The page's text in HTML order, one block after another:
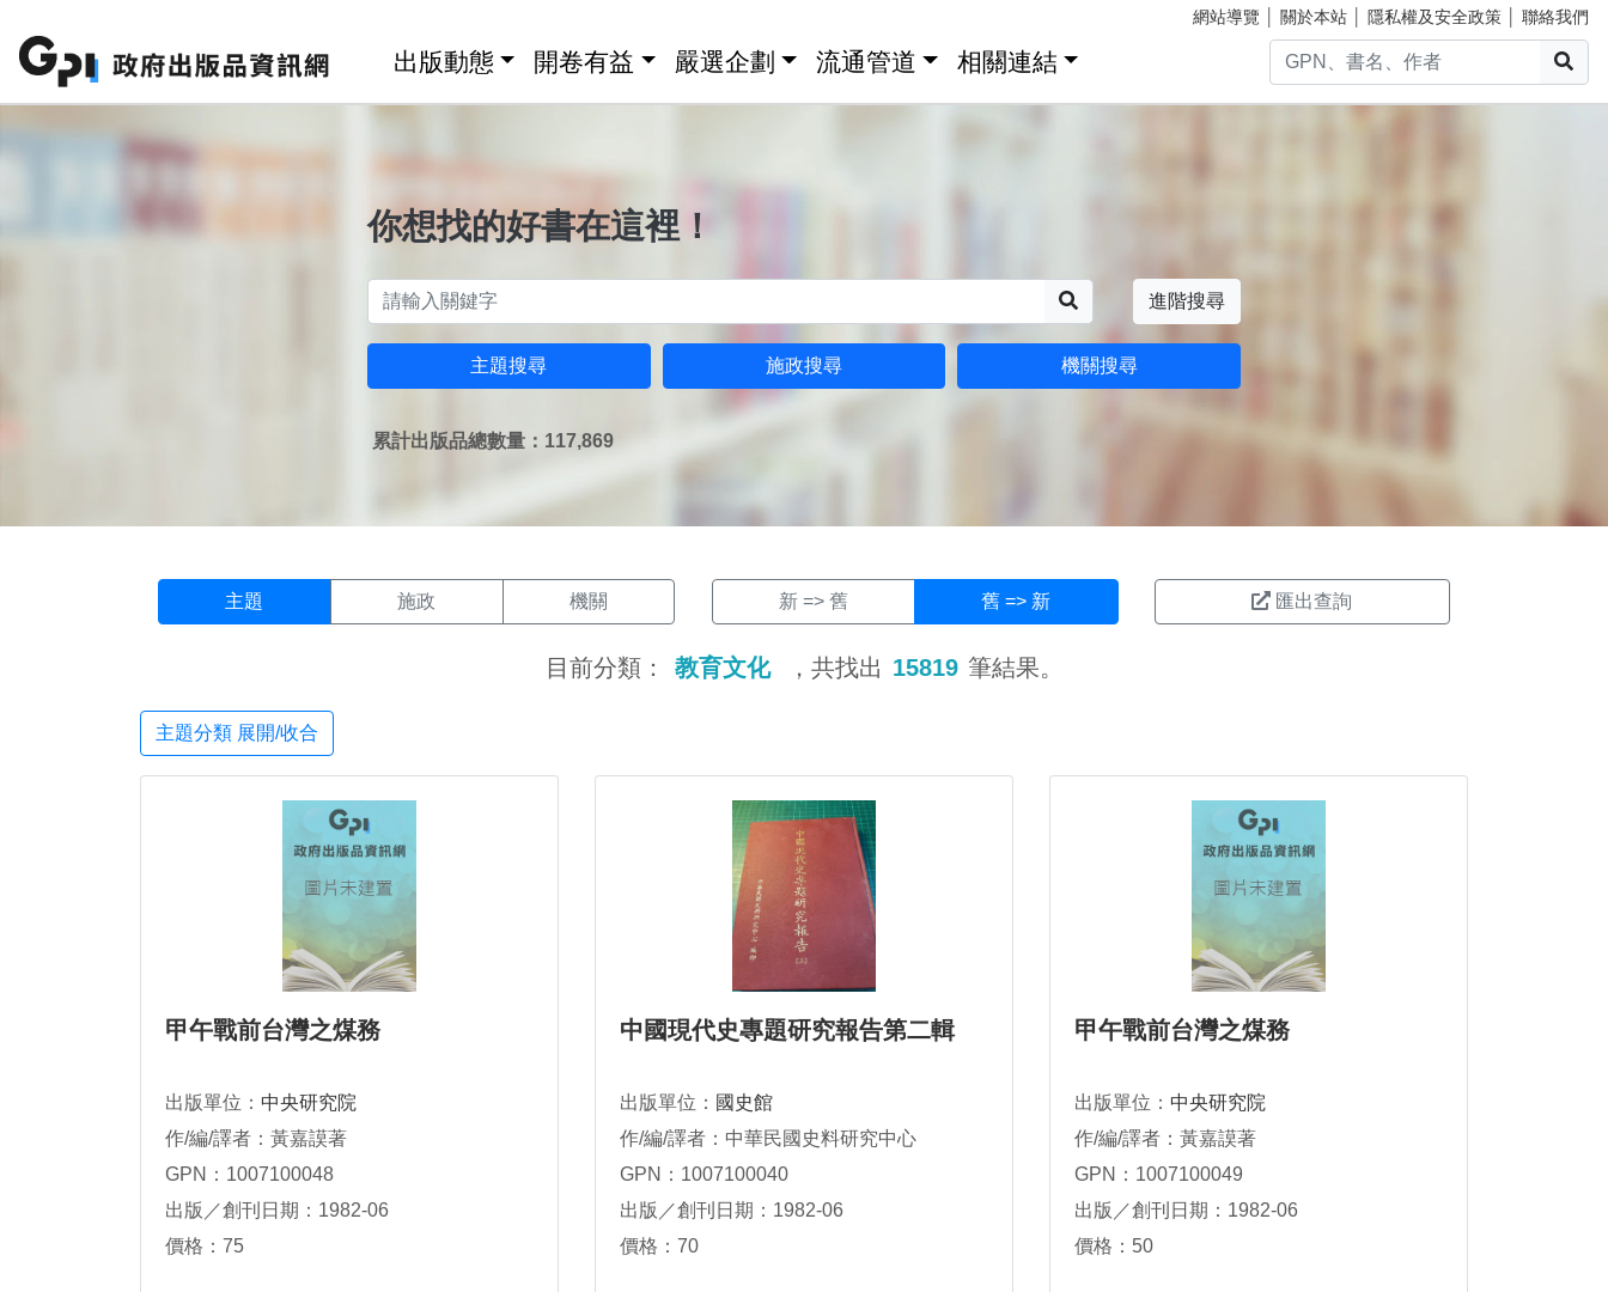
網站導覽 關於本站 隱私權及安全政策 聯絡我們
出版動態 開卷有益 嚴選企劃 流通管道 相關連結
你想找的好書在這裡！
進階搜尋
主題搜尋 施政搜尋 機關搜尋
累計出版品總數量：117,869
主題 施政 機關 新 => 舊 舊 => 新 匯出查詢
目前分類： 教育文化 ，共找出 15819 筆結果。
主題分類 展開/收合
甲午戰前台灣之煤務
出版單位： 中央研究院
作/編/譯者：黃嘉謨著
GPN：1007100048
出版／創刊日期：1982-06
價格：75
中國現代史專題研究報告第二輯
出版單位： 國史館
作/編/譯者：中華民國史料研究中心
GPN：1007100040
出版／創刊日期：1982-06
價格：70
甲午戰前台灣之煤務
出版單位： 中央研究院
作/編/譯者：黃嘉謨著
GPN：1007100049
出版／創刊日期：1982-06
價格：50